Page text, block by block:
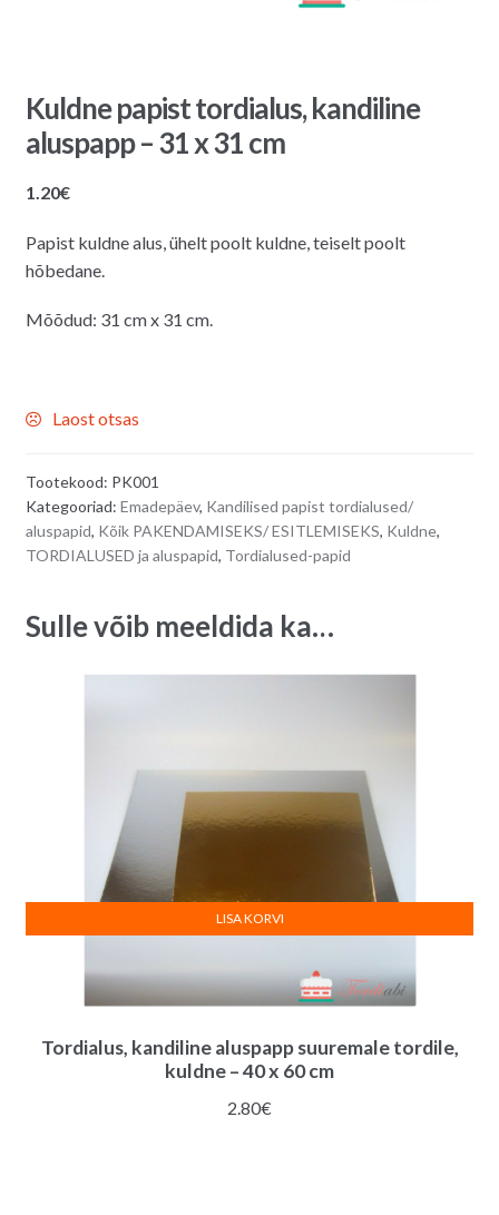
Kuldne papist tordialus, kandiline
aluspapp – 31 x 31 cm
1.20€
Papist kuldne alus, ühelt poolt kuldne, teiselt poolt
hõbedane.
Mõõdud: 31 cm x 31 cm.
Laost otsas
Tootekood: PK001
Kategooriad: Emadepäev, Kandilised papist tordialused/
aluspapid, Kõik PAKENDAMISEKS/ ESITLEMISEKS, Kuldne,
TORDIALUSED ja aluspapid, Tordialused-papid
Sulle võib meeldida ka…
Tordialus, kandiline aluspapp suuremale tordile,
kuldne – 40 x 60 cm
2.80€
LISA KORVI